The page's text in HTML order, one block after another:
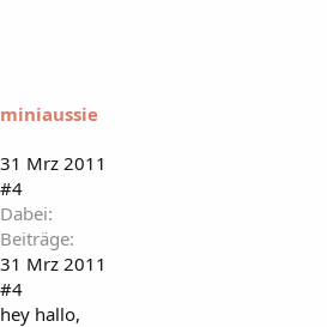
miniaussie
31 Mrz 2011
#4
Dabei
Beiträge
31 Mrz 2011
#4
hey hallo,